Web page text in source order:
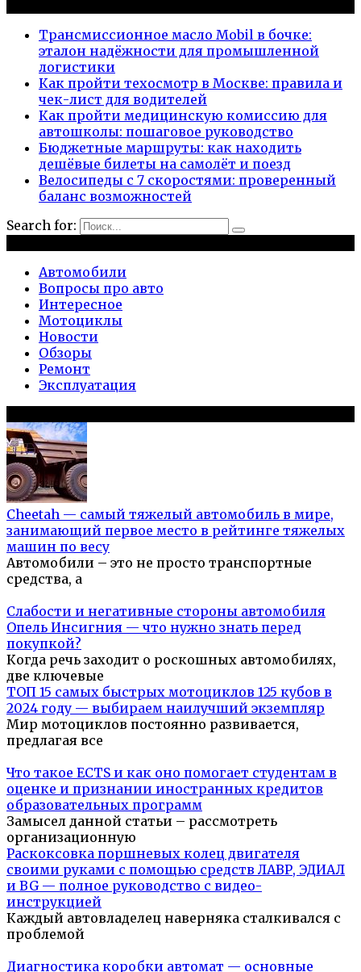
Трансмиссионное масло Mobil в бочке:
эталон надёжности для промышленной
логистики
Как пройти техосмотр в Москве: правила и
чек-лист для водителей
Как пройти медицинскую комиссию для
автошколы: пошаговое руководство
Бюджетные маршруты: как находить
дешёвые билеты на самолёт и поезд
Велосипеды с 7 скоростями: проверенный
баланс возможностей
Search for:
Автомобили
Вопросы про авто
Интересное
Мотоциклы
Новости
Обзоры
Ремонт
Эксплуатация
Cheetah — самый тяжелый автомобиль в мире,
занимающий первое место в рейтинге тяжелых
машин по весу
Автомобили – это не просто транспортные
средства, а
Слабости и негативные стороны автомобиля
Опель Инсигния — что нужно знать перед
покупкой?
Когда речь заходит о роскошных автомобилях,
две ключевые
ТОП 15 самых быстрых мотоциклов 125 кубов в
2024 году — выбираем наилучший экземпляр
Мир мотоциклов постоянно развивается,
предлагая все
Что такое ECTS и как оно помогает студентам в
оценке и признании иностранных кредитов
образовательных программ
Замысел данной статьи – рассмотреть
организационную
Раскоксовка поршневых колец двигателя
своими руками с помощью средств ЛАВР, ЭДИАЛ
и BG — полное руководство с видео-
инструкцией
Каждый автовладелец наверняка сталкивался с
проблемой
Диагностика коробки автомат — основные